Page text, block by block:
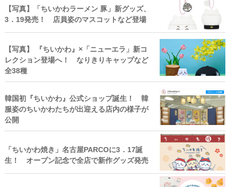
【写真】「ちいかわラーメン 豚」新グッズ、
3．19発売！ 店員姿のマスコットなど登場
【写真】 『ちいかわ』×「ニューエラ」新コ
レクション登場へ！ なりきりキャップなど
全38種
韓国初『ちいかわ』公式ショップ誕生！ 韓
服姿のちいかわたちが出迎える店内の様子が
公開
「ちいかわ焼き」名古屋PARCOに3．17誕
生！ オープン記念で全店で新作グッズ発売